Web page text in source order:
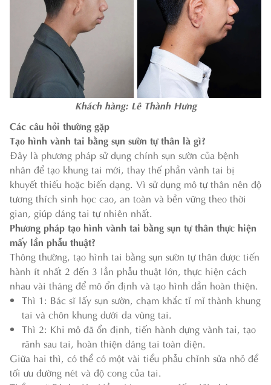
Khách hàng: Lê Thành Hưng
Các câu hỏi thường gặp
Tạo hình vành tai bằng sụn sườn tự thân là gì?
Đây là phương pháp sử dụng chính sụn sườn của bệnh
nhân để tạo khung tai mới, thay thế phần vành tai bị
khuyết thiếu hoặc biến dạng. Vì sử dụng mô tự thân nên độ
tương thích sinh học cao, an toàn và bền vững theo thời
gian, giúp dáng tai tự nhiên nhất.
Phương pháp tạo hình vành tai bằng sụn tự thân thực hiện
mấy lần phẫu thuật?
Thông thường, tạo hình tai bằng sụn sườn tự thân được tiến
hành ít nhất 2 đến 3 lần phẫu thuật lớn, thực hiện cách
nhau vài tháng để mô ổn định và tạo hình dần hoàn thiện.
Thì 1: Bác sĩ lấy sụn sườn, chạm khắc tỉ mỉ thành khung
tai và chôn khung dưới da vùng tai.
Thì 2: Khi mô đã ổn định, tiến hành dựng vành tai, tạo
rãnh sau tai, hoàn thiện dáng tai toàn diện.
Giữa hai thì, có thể có một vài tiểu phẫu chỉnh sửa nhỏ để
tối ưu đường nét và độ cong của tai.